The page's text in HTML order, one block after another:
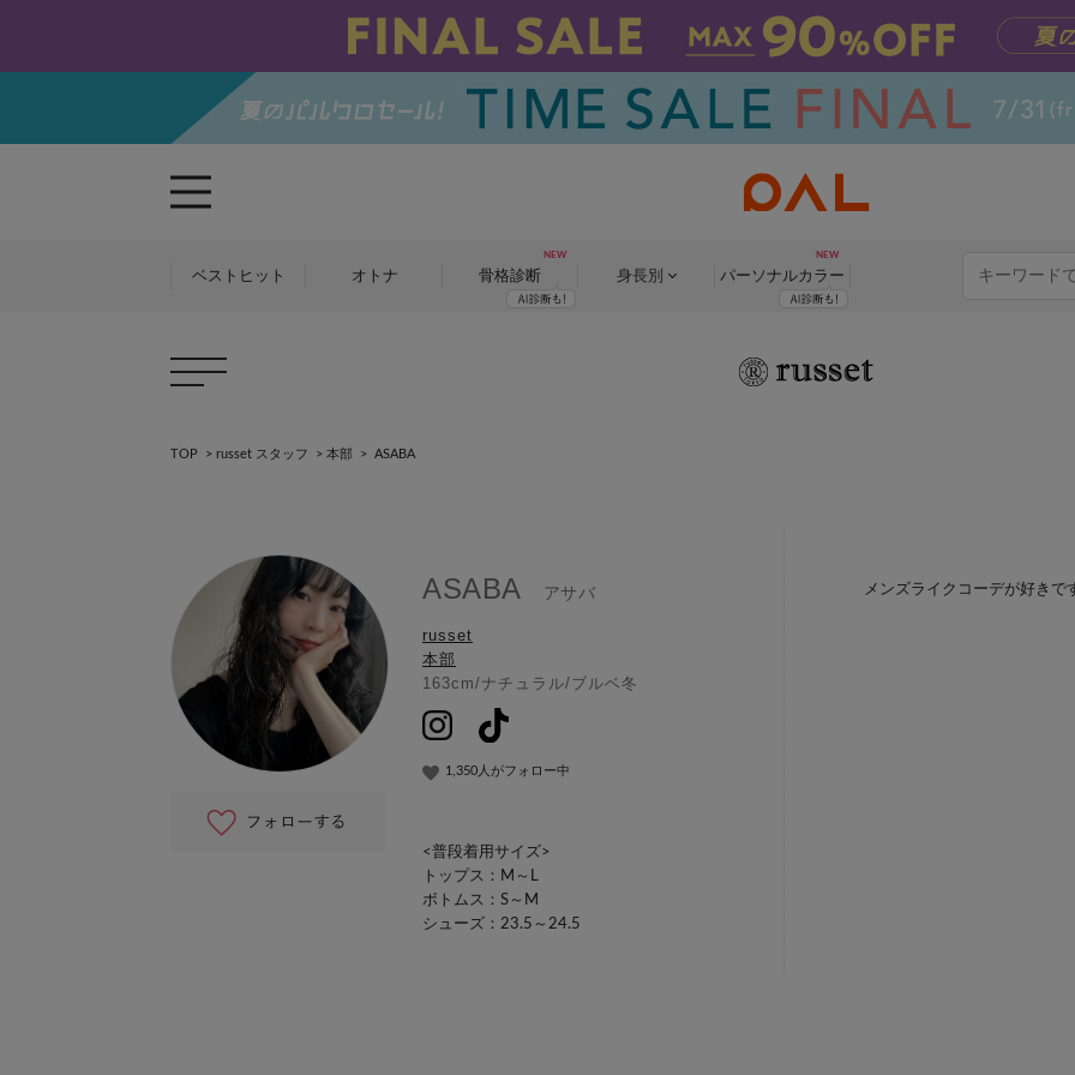
ベストヒット オトナ 骨格診断 身長別 パーソナルカラー
TOP > russet スタッフ > 本部 > ASABA
ASABA アサバ
russet
本部
163cm/ナチュラル/ブルベ冬
1,350人がフォロー中
<普段着用サイズ>
トップス：M～L
ボトムス：S～M
シューズ：23.5～24.5
メンズライクコーデが好きで